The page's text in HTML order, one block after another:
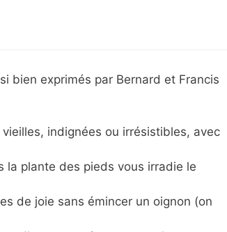
bien exprimés par Bernard et Francis
indignées ou irrésistibles, avec
la plante des pieds vous irradie le
de joie sans émincer un oignon (on